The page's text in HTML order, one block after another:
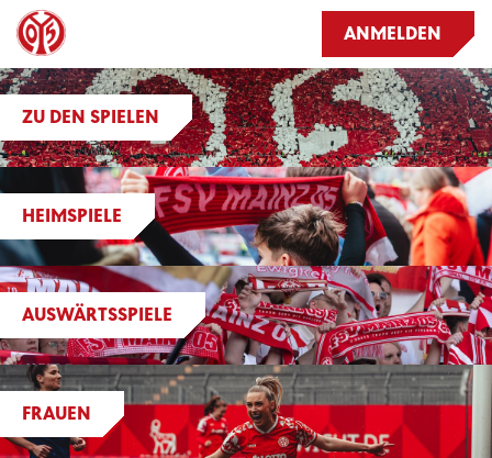
ANMELDEN
ZU DEN SPIELEN
HEIMSPIELE
AUSWÄRTSSPIELE
FRAUEN